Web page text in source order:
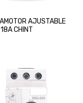
AJUSTABLE
CHINT